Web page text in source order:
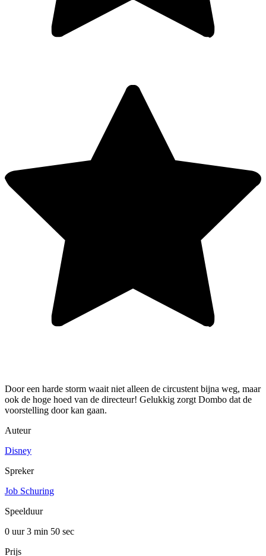
Door een harde storm waait niet alleen de circustent bijna weg, maar
ook de hoge hoed van de directeur! Gelukkig zorgt Dombo dat de
voorstelling door kan gaan.
Auteur
Disney
Spreker
Job Schuring
Speelduur
0 uur 3 min 50 sec
Prijs